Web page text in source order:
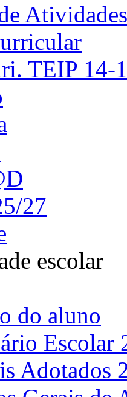
Atividades
TEIP 14-
27
escolar
do aluno
Escolar
Adotados